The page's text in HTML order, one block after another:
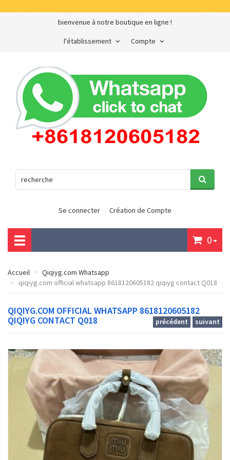
bienvenue à notre boutique en ligne !
Compte
l'établissement
Se connecter Création de Compte
0
Accueil
Qiqiyg.com Whatsapp
qiqiyg.com official whatsapp 8618120605182 qiqiyg contact Q018
QIQIYG.COM OFFICIAL WHATSAPP 8618120605182
QIQIYG CONTACT Q018
précédent suivant